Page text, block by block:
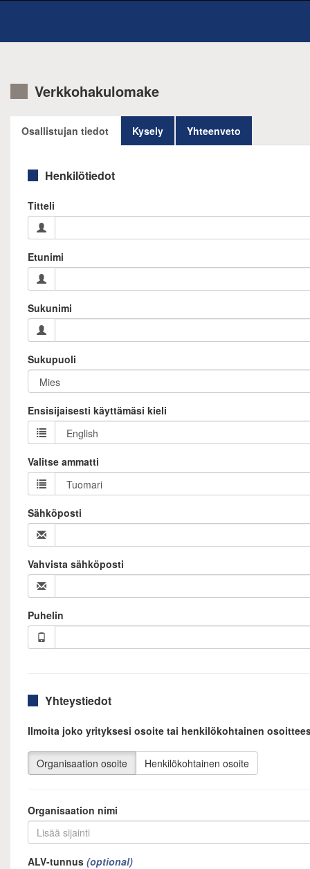
Verkkohakulomake
Osallistujan tiedot Kysely Yhteenveto
Henkilötiedot
Titteli
Etunimi
Sukunimi
Sukupuoli
Ensisijaisesti käyttämäsi kieli
Valitse ammatti
Sähköposti
Vahvista sähköposti
Puhelin
Yhteystiedot
Ilmoita joko yrityksesi osoite tai henkilökohtainen
Organisaation osoite Henkilökohtainen osoite
Organisaation nimi
ALV-tunnus